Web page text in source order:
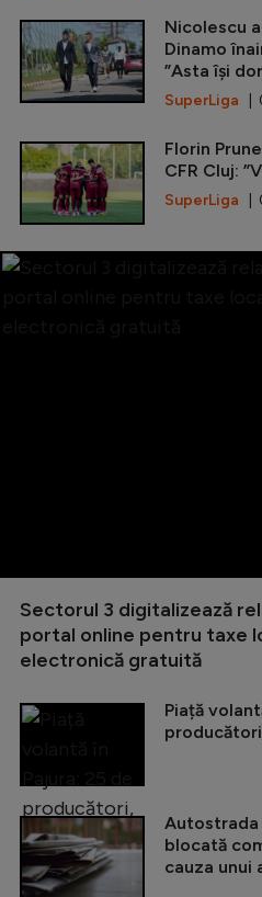
Nicolescu
Dinamo
”Asta își
SuperLiga |
Florin
CFR Cluj:
SuperLiga |
Sectorul 3 digitalizează
portal online pentru taxe
electronică gratuită
Piață
Autostrada
blocată
cauza unui